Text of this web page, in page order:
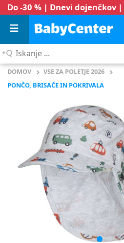
Do -30 % | Dnevi dojenčkov |
Iskanje
DOMOV
VSE ZA POLETJE 2026
PONČO, BRISAČE IN POKRIVALA